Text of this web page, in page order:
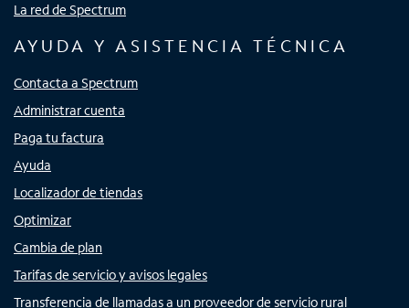
La red de Spectrum
AYUDA Y ASISTENCIA TÉCNICA
Contacta a Spectrum
Administrar cuenta
Paga tu factura
Ayuda
Localizador de tiendas
Optimizar
Cambia de plan
Tarifas de servicio y avisos legales
Transferencia de llamadas a un proveedor de servicio rural